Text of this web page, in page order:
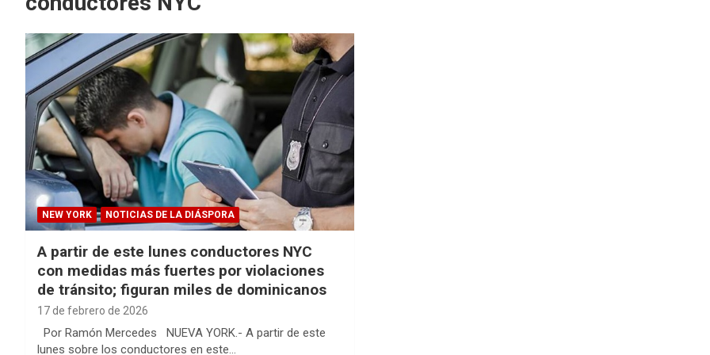
NEW YORK NOTICIAS DE LA DIÁSPORA
A partir de este lunes conductores NYC
con medidas más fuertes por violaciones
de tránsito; figuran miles de dominicanos
17 de febrero de 2026
Por Ramón Mercedes NUEVA YORK.- A partir de este
lunes sobre los conductores en este…